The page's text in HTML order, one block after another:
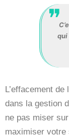
qui
L’effacement de
dans la gestion
ne pas miser
maximiser votre